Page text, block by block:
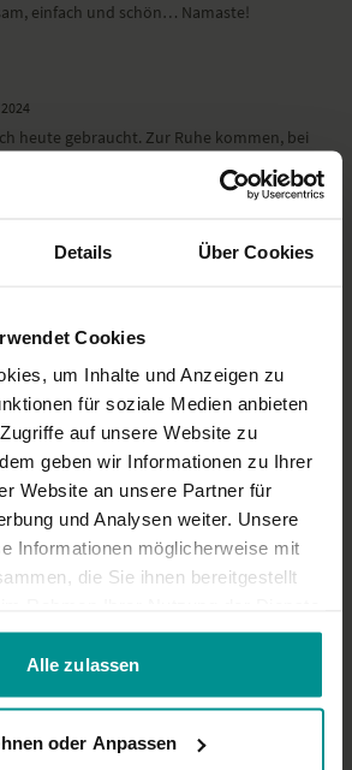
Details Über Cookies
Cookies
um Inhalte und Anzeigen zu
für soziale Medien anbieten
auf unsere Website zu
geben wir Informationen zu Ihrer
Website an unsere Partner für
und Analysen weiter. Unsere
Informationen möglicherweise mit
die Sie ihnen bereitgestellt
Alle zulassen
oder Anpassen
einfach und schön… Namaste!
heute gebraucht. Zur Ruhe kommen, bei
Mehr laden